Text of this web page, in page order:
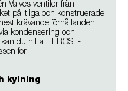
Valves ventiler från
pålitliga och konstruerade
krävande förhållanden.
kondensering och
du hitta HEROSE-
för
kylning